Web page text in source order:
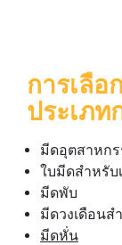
การเลือ
ประเภท
มีดอุตสาหก
ใบมีดสำหรับ
มีดพับ
มีดวงเดือนส
มีดหั่น